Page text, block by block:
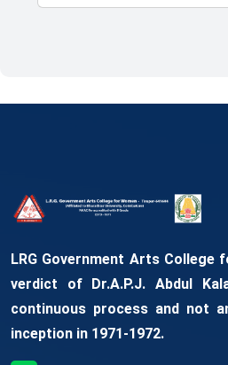
LRG Government Arts College
verdict of Dr.A.P.J. Abdul
continuous process and not
inception in 1971-1972.